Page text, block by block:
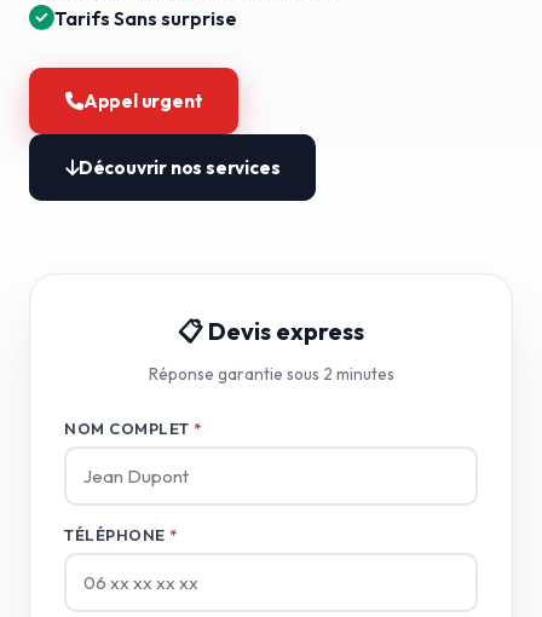
Tarifs Sans surprise
Appel urgent
Découvrir nos services
📋 Devis express
Réponse garantie sous 2 minutes
NOM COMPLET *
TÉLÉPHONE *